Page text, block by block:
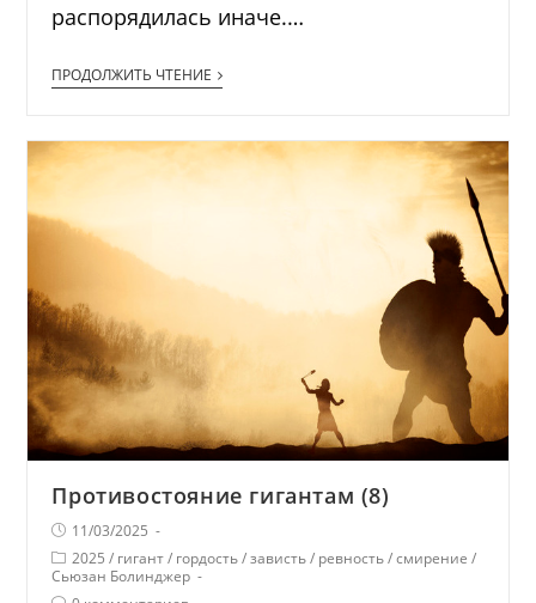
распорядилась иначе.…
ПРОДОЛЖИТЬ ЧТЕНИЕ
Противостояние гигантам (8)
11/03/2025
2025 / гигант / гордость / зависть / ревность / смирение /
Сьюзан Болинджер